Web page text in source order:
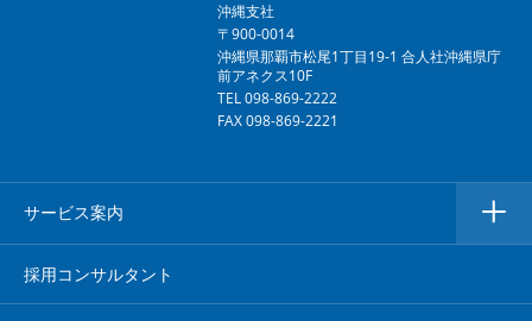
沖縄支社
〒900-0014
沖縄県那覇市松尾1丁目19-1 合人社沖縄県庁
前アネクス10F
TEL 098-869-2222
FAX 098-869-2221
サービス案内
採用コンサルタント